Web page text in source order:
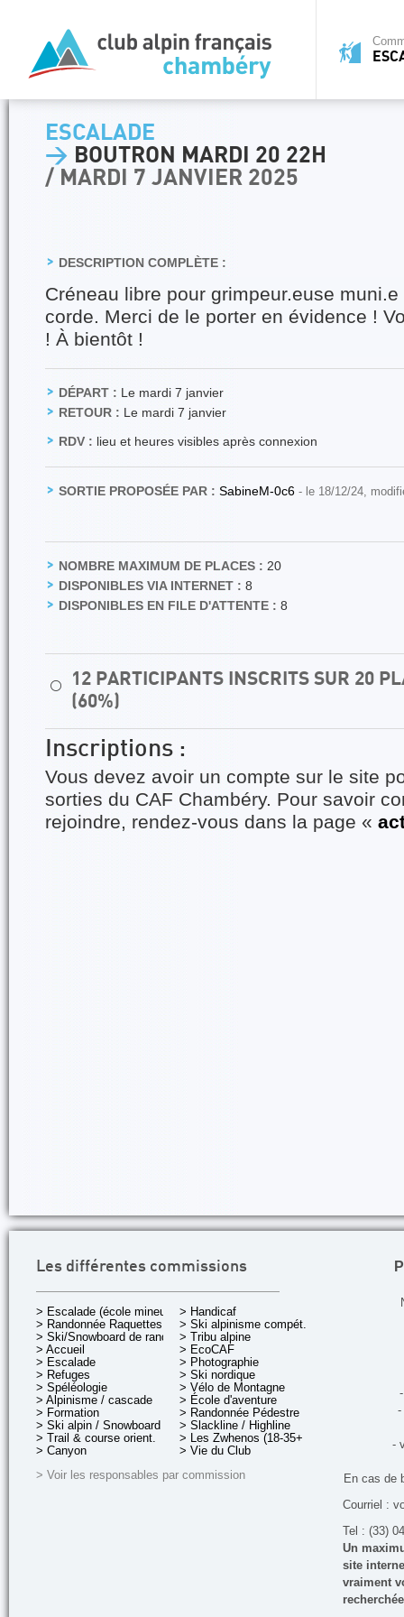
ESCALADE
> BOUTRON MARDI 20 22H
/ MARDI 7 JANVIER 2025
DESCRIPTION COMPLÈTE :
Créneau libre pour grimpeur.euse
corde. Merci de le porter en évidence !
! À bientôt !
DÉPART : Le mardi 7 janvier
RETOUR : Le mardi 7 janvier
RDV : lieu et heures visibles après connexion
SORTIE PROPOSÉE PAR : SabineM-0c6 - le 18/12/24,
NOMBRE MAXIMUM DE PLACES : 20
DISPONIBLES VIA INTERNET : 8
DISPONIBLES EN FILE D'ATTENTE : 8
⚪
12 PARTICIPANTS INSCRITS SUR 20
(60%)
Inscriptions :
Vous devez avoir un compte sur le site
sorties du CAF Chambéry. Pour savoir
rejoindre, rendez-vous dans la page «
Les différentes commissions
> Escalade (école mineurs)
> Randonnée Raquettes
> Ski/Snowboard de rando.
> Accueil
> Escalade
> Refuges
> Spéléologie
> Alpinisme / cascade
> Formation
> Ski alpin / Snowboard
> Trail & course orient.
> Canyon
> Handicaf
> Ski alpinisme compét.
> Tribu alpine
> EcoCAF
> Photographie
> Ski nordique
> Vélo de Montagne
> École d'aventure
> Randonnée Pédestre
> Slackline / Highline
> Les Zwhenos (18-35+ ans)
> Vie du Club
> Voir les responsables par commission
-
-
En cas de
Courriel :
Tel : (33)
Un
site
vraiment